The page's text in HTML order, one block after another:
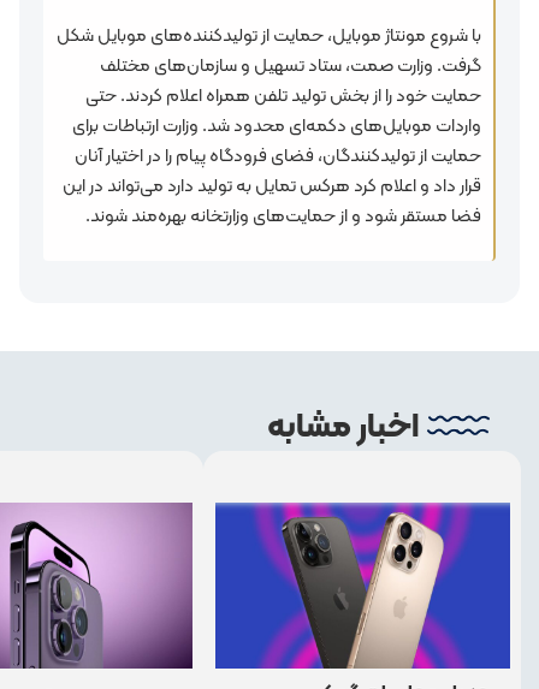
با شروع مونتاژ موبایل،‌ حمایت از تولیدکننده‌های موبایل شکل
گرفت. وزارت صمت، ستاد تسهیل و سازمان‌های مختلف
حمایت خود را از بخش تولید تلفن همراه اعلام کردند. حتی
واردات موبایل‌های دکمه‌ای محدود شد. وزارت ارتباطات برای
حمایت از تولیدکنندگان، فضای فرودگاه پیام را در اختیار آنان
قرار داد و اعلام کرد هرکس تمایل به تولید دارد می‌تواند در این
فضا مستقر شود و از حمایت‌های وزارتخانه بهره‌مند شوند.
اخبار مشابه